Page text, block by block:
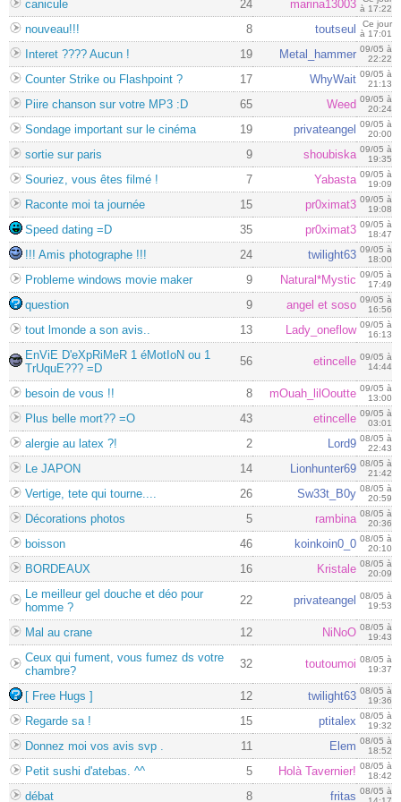
canicule 24 marina13003 à 17:22
nouveau!!! 8 toutseul
Ce jour
à 17:01
Interet ???? Aucun ! 19 Metal_hammer 09/05 à
22:22
Counter Strike ou Flashpoint ? 17 WhyWait 09/05 à
21:13
Piire chanson sur votre MP3 :D 65 Weed 09/05 à
20:24
Sondage important sur le cinéma 19 privateangel
09/05 à
20:00
sortie sur paris 9 shoubiska 09/05 à
19:35
Souriez, vous êtes filmé ! 7 Yabasta 09/05 à
19:09
Raconte moi ta journée 15 pr0ximat3 09/05 à
19:08
Speed dating =D 35 pr0ximat3 09/05 à
18:47
!!! Amis photographe !!! 24 twilight63 09/05 à
18:00
Probleme windows movie maker 9 Natural*Mystic 09/05 à
17:49
question 9 angel et soso 09/05 à
16:56
tout lmonde a son avis.. 13 Lady_oneflow 09/05 à
16:13
EnViE D'eXpRiMeR 1 éMotIoN ou 1
TrUquE??? =D
56 etincelle 09/05 à
14:44
besoin de vous !! 8 mOuah_lilOoutte 09/05 à
13:00
Plus belle mort?? =O 43 etincelle 09/05 à
03:01
alergie au latex ?! 2 Lord9 08/05 à
22:43
Le JAPON 14 Lionhunter69 08/05 à
21:42
Vertige, tete qui tourne.... 26 Sw33t_B0y 08/05 à
20:59
Décorations photos 5 rambina 08/05 à
20:36
boisson 46 koinkoin0_0 08/05 à
20:10
BORDEAUX 16 Kristale 08/05 à
20:09
Le meilleur gel douche et déo pour
homme ?
22 privateangel
08/05 à
19:53
Mal au crane 12 NiNoO 08/05 à
19:43
Ceux qui fument, vous fumez ds votre
chambre?
32 toutoumoi 08/05 à
19:37
[ Free Hugs ] 12 twilight63 08/05 à
19:36
Regarde sa ! 15 ptitalex 08/05 à
19:32
Donnez moi vos avis svp . 11 Elem 08/05 à
18:52
Petit sushi d'atebas. ^^ 5 Holà Tavernier! 08/05 à
18:42
débat 8 fritas 08/05 à